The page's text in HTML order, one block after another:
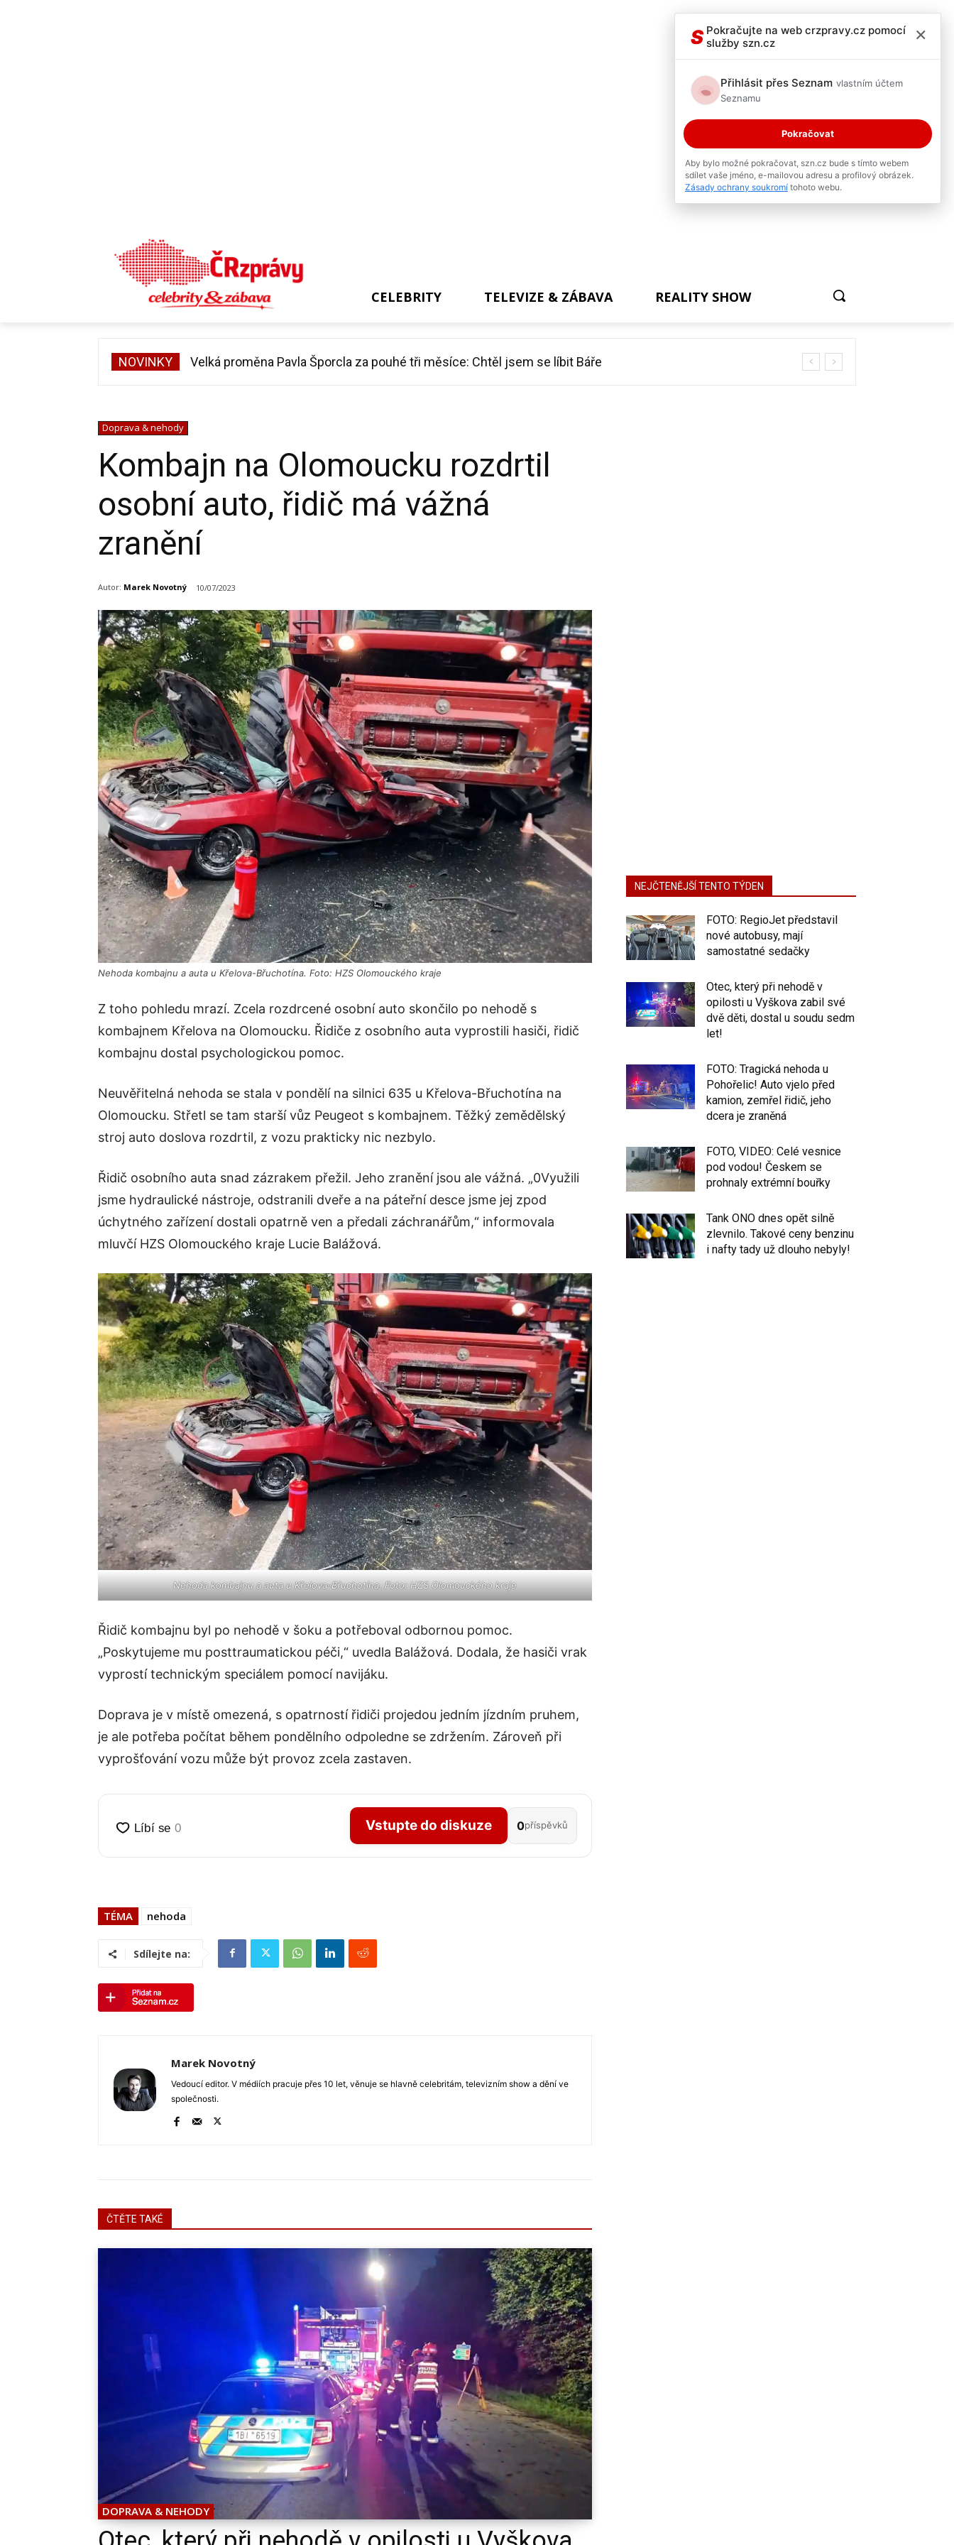
CELEBRITY TELEVIZE & ZÁBAVA REALITY SHOW
NOVINKY Velká proměna Pavla Šporcla za pouhé tři měsíce: Chtěl jsem se líbit Báře
Slavný šéfkuchař Radek Kašpárek potvrdil nový vztah s vnadnou černovláskou
Doprava & nehody
Kombajn na Olomoucku rozdrtil
osobní auto, řidič má vážná
zranění
Autor: Marek Novotný 10/07/2023
Nehoda kombajnu a auta u Křelova-Břuchotína. Foto: HZS Olomouckého kraje
Z toho pohledu mrazí. Zcela rozdrcené osobní auto skončilo po nehodě s
kombajnem Křelova na Olomoucku. Řidiče z osobního auta vyprostili hasiči, řidič
kombajnu dostal psychologickou pomoc.
Neuvěřitelná nehoda se stala v pondělí na silnici 635 u Křelova-Břuchotína na
Olomoucku. Střetl se tam starší vůz Peugeot s kombajnem. Těžký zemědělský
stroj auto doslova rozdrtil, z vozu prakticky nic nezbylo.
Řidič osobního auta snad zázrakem přežil. Jeho zranění jsou ale vážná. „0Využili
jsme hydraulické nástroje, odstranili dveře a na páteřní desce jsme jej zpod
úchytného zařízení dostali opatrně ven a předali záchranářům,“ informovala
mluvčí HZS Olomouckého kraje Lucie Balážová.
Nehoda kombajnu a auta u Křelova-Břuchotína. Foto: HZS Olomouckého kraje
Řidič kombajnu byl po nehodě v šoku a potřeboval odbornou pomoc.
„Poskytujeme mu posttraumatickou péči,“ uvedla Balážová. Dodala, že hasiči vrak
vyprostí technickým speciálem pomocí navijáku.
Doprava je v místě omezená, s opatrností řidiči projedou jedním jízdním pruhem,
je ale potřeba počítat během pondělního odpoledne se zdržením. Zároveň při
vyprošťování vozu může být provoz zcela zastaven.
Vstupte do diskuze 0příspěvků
TÉMA nehoda
Sdílejte na:
Marek Novotný
Vedoucí editor. V médiích pracuje přes 10 let, věnuje se hlavně celebritám, televizním show a dění ve
společnosti.
ČTĚTE TAKÉ
DOPRAVA & NEHODY
NEJČTENĚJŠÍ TENTO TÝDEN
FOTO: RegioJet představil
nové autobusy, mají
samostatné sedačky
Otec, který při nehodě v
opilosti u Vyškova zabil své
dvě děti, dostal u soudu sedm
let!
FOTO: Tragická nehoda u
Pohořelic! Auto vjelo před
kamion, zemřel řidič, jeho
dcera je zraněná
FOTO, VIDEO: Celé vesnice
pod vodou! Českem se
prohnaly extrémní bouřky
Tank ONO dnes opět silně
zlevnilo. Takové ceny benzinu
i nafty tady už dlouho nebyly!
S Pokračujte na web crzpravy.cz pomocí
služby szn.cz
×
Přihlásit přes Seznam vlastním účtem
Seznamu
Pokračovat
Aby bylo možné pokračovat, szn.cz bude s tímto webem
sdílet vaše jméno, e-mailovou adresu a profilový obrázek.
Zásady ochrany soukromí tohoto webu.